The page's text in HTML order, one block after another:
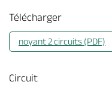
Télécharger
noyant 2 circuits (PDF)
Circuit